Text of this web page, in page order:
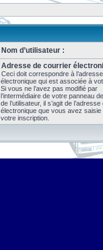
Nom d’utilisateur :
Adresse de courrier
Ceci doit correspondre à
électronique qui est associée à
Si vous ne l’avez pas modifié par
l’intermédiaire de votre panneau
de l’utilisateur, il s’agit de
électronique que vous avez saisie
votre inscription.